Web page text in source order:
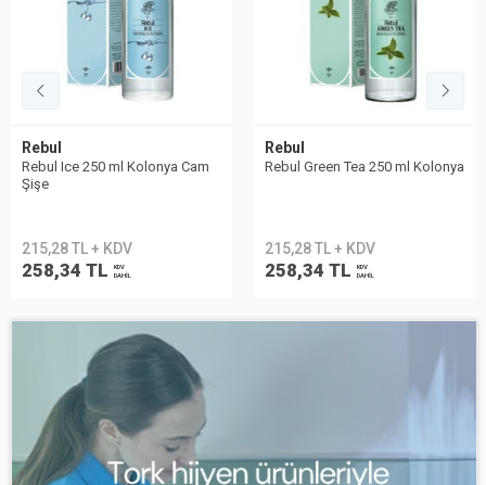
Rebul
Rebul Ice 250 ml Kolonya Cam
Şişe
215,28 TL + KDV
258,34 TL
KDV
DAHİL
Rebul
Rebul Green Tea 250 ml Kolonya
215,28 TL + KDV
258,34 TL
KDV
DAHİL